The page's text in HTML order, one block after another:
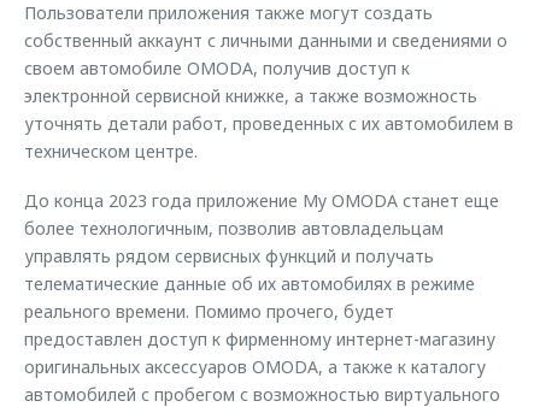
Пользователи приложения также могут создать
собственный аккаунт с личными данными и сведениями о
своем автомобиле OMODA, получив доступ к
электронной сервисной книжке, а также возможность
уточнять детали работ, проведенных с их автомобилем в
техническом центре.
До конца 2023 года приложение My OMODA станет еще
более технологичным, позволив автовладельцам
управлять рядом сервисных функций и получать
телематические данные об их автомобилях в режиме
реального времени. Помимо прочего, будет
предоставлен доступ к фирменному интернет-магазину
оригинальных аксессуаров OMODA, а также к каталогу
автомобилей с пробегом с возможностью виртуального